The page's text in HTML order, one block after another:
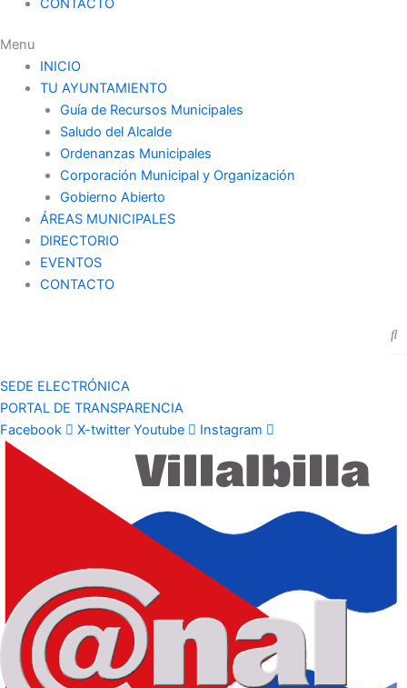
Menu
INICIO
TU AYUNTAMIENTO
Guía de Recursos Municipales
Saludo del Alcalde
Ordenanzas Municipales
Corporación Municipal y Organización
Gobierno Abierto
ÁREAS MUNICIPALES
DIRECTORIO
EVENTOS
CONTACTO
SEDE ELECTRÓNICA
PORTAL DE TRANSPARENCIA
Facebook
X-twitter Youtube Instagram